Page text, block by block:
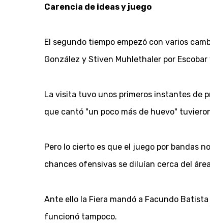
Carencia de ideas y juego
El segundo tiempo empezó con varios
González y Stiven Muhlethaler por Escobar
La visita tuvo unos primeros instantes de
que cantó "un poco más de huevo"
Pero lo cierto es que el juego por bandas
chances ofensivas se diluían cerca del
Ante ello la Fiera mandó a Facundo
funcionó tampoco.